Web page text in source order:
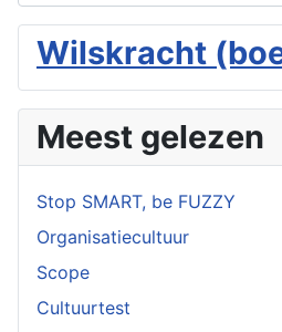
Wilskracht
Meest gelezen
Stop SMART, be FUZZY
Organisatiecultuur
Scope
Cultuurtest